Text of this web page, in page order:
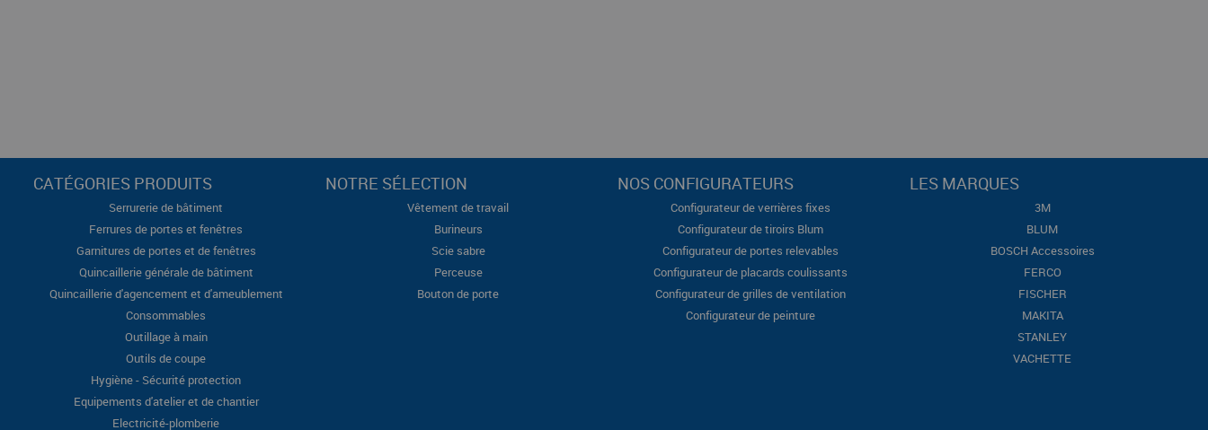
CATÉGORIES PRODUITS
Serrurerie de bâtiment
Ferrures de portes et fenêtres
Garnitures de portes et de fenêtres
Quincaillerie générale de bâtiment
Quincaillerie d'agencement et d'ameublement
Consommables
Outillage à main
Outils de coupe
Hygiène - Sécurité protection
Equipements d'atelier et de chantier
Electricité-plomberie
NOTRE SÉLECTION
Vêtement de travail
Burineurs
Scie sabre
Perceuse
Bouton de porte
NOS CONFIGURATEURS
Configurateur de verrières fixes
Configurateur de tiroirs Blum
Configurateur de portes relevables
Configurateur de placards coulissants
Configurateur de grilles de ventilation
Configurateur de peinture
LES MARQUES
3M
BLUM
BOSCH Accessoires
FERCO
FISCHER
MAKITA
STANLEY
VACHETTE